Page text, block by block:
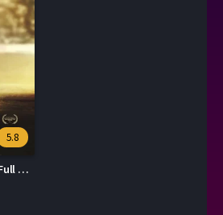
5.8
Önce Bayanlar Film Full HD İzle